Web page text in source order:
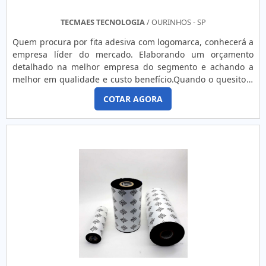
atestam o nome e a qualidade da empresa. Seguem alguns
precisão; Economia; Flexibilidade de aplicações; Facilidade
de uso; Alta produtividade.IMPRESSORA PARA ETIQUETAS
ADESIVAS DE ALTA QUALIDADESomente na Camp Label é
possível ter tudo que precisa quando o assunto for venda
de impressora para etiquetas adesivas personalizadas. São
diversas opções de itens oferecidos, como etiquetas
adesivas e impressoras Zebra. Mas não é apenas isso, só
produtos à pronta entrega.
TECMAES TECNOLOGIA/ OURINHOS - SP
Quem procura por fita adesiva com logomarca, conhecerá a
empresa líder do mercado. Elaborando um orçamento
detalhado na melhor empresa do segmento e achando a
melhor em qualidade e custo benefício.Quando o quesito é
fita adesiva com logomarca, com a equipe da Tecmaes o
cliente conseguirá proteção com melhoria contínua através
de novas tecnologias.UM POUCO MAIS SOBRE FITA ADESIVA
COM LOGOMARCAA Tecmaes centraliza sua estratégia em
se tenha fita adesiva com logomarca com excelente custo-
benefício.Há muitas maneiras eficientes de uma empresa
demonstrar competência, excelência e destaque em sua
área de atuação. A Tecmaes se mostra referência por ter:
Melhores soluções em aplicadores de etiquetas;
Transparência em valor da ética; Melhoria contínua através
de novas tecnologias; Equipamentos automatizados;
COTAR AGORA